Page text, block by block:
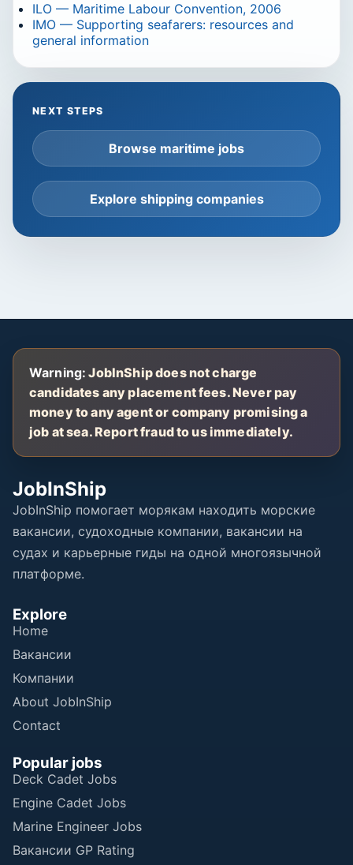
ILO — Maritime Labour Convention, 2006
IMO — Supporting seafarers: resources and
general information
NEXT STEPS
Browse maritime jobs
Explore shipping companies
Warning: JobInShip does not charge
candidates any placement fees. Never pay
money to any agent or company promising a
job at sea. Report fraud to us immediately.
JobInShip
JobInShip помогает морякам находить морские
вакансии, судоходные компании, вакансии на
судах и карьерные гиды на одной многоязычной
платформе.
Explore
Home
Вакансии
Компании
About JobInShip
Contact
Popular jobs
Deck Cadet Jobs
Engine Cadet Jobs
Marine Engineer Jobs
Вакансии GP Rating